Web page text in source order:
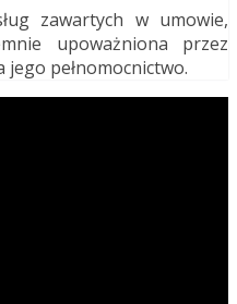
zawartych w umowie,
upoważniona przez
pełnomocnictwo.